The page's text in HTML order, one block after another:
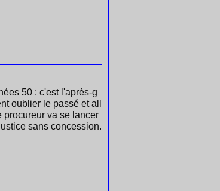
50 : c'est l'après-g
oublier le passé et all
procureur va se lancer
sans concession.